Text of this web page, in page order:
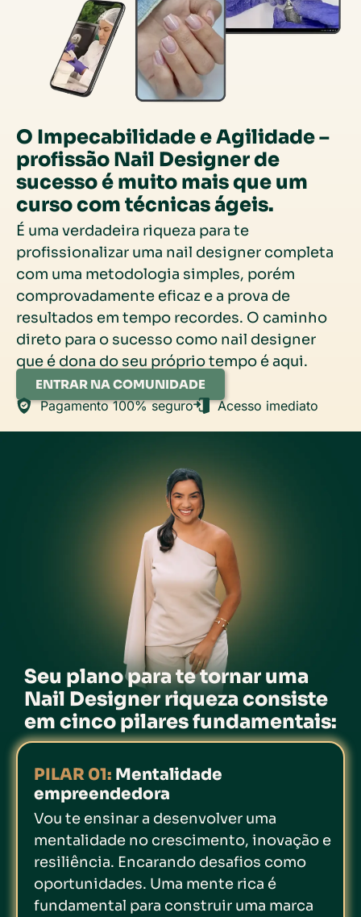
O Impecabilidade e Agilidade –
profissão Nail Designer de
sucesso é muito mais que um
curso com técnicas ágeis.
É uma verdadeira riqueza para te
profissionalizar uma nail designer completa
com uma metodologia simples, porém
comprovadamente eficaz e a prova de
resultados em tempo recordes. O caminho
direto para o sucesso como nail designer
que é dona do seu próprio tempo é aqui.
ENTRAR NA COMUNIDADE
Pagamento 100% seguro Acesso imediato
Seu plano para te tornar uma
Nail Designer riqueza consiste
em cinco pilares fundamentais:
PILAR 01: Mentalidade
empreendedora
Vou te ensinar a desenvolver uma
mentalidade no crescimento, inovação e
resiliência. Encarando desafios como
oportunidades. Uma mente rica é
fundamental para construir uma marca